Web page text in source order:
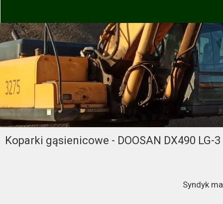
Koparki gąsienicowe - DOOSAN DX490 LG-
Syndyk